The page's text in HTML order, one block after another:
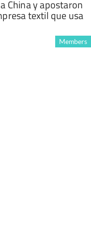
China y apostaron
textil que usa
Members